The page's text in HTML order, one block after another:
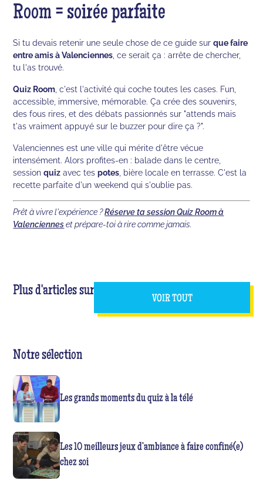
Room = soirée parfaite
Si tu devais retenir une seule chose de ce guide surque faire
entre amis à Valenciennes , ce serait ça : arrête de chercher,
tu l'as trouvé.
Quiz Room , c'est l'activité qui coche toutes les cases. Fun,
accessible, immersive, mémorable. Ça crée des souvenirs,
des fous rires, et des débats passionnés sur "attends mais
t'as vraiment appuyé sur le buzzer pour dire ça ?".
Valenciennes est une ville qui mérite d'être vécue
intensément. Alors profites-en : balade dans le centre,
sessionquiz avec tespotes , bière locale en terrasse. C'est la
recette parfaite d'un weekend qui s'oublie pas.
Prêt à vivre l'expérience ?Réserve ta session Quiz Room à
Valencienneset prépare-toi à rire comme jamais.
Plus d'articles sur
VOIR TOUT
Notre sélection
Les grands moments du quiz à la télé
Les 10 meilleurs jeux d’ambiance à faire confiné(e)
chez soi